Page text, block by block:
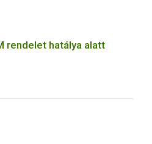
rendelet hatálya alatt